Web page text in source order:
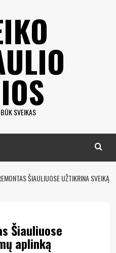
SVEIKAS
ŠIAULIUOSE UŽTIKRINA SVEIKĄ
Šiauliuose
aplinką